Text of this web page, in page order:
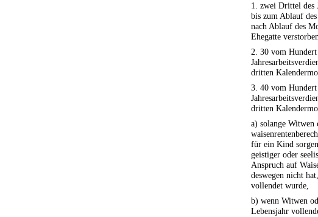
1. zwei Drittel des
bis zum Ablauf
nach Ablauf des
Ehegatte
2. 30 vom Hundert
dritten
3. 40 vom Hundert
dritten
a) solange
für ein Kind
geistiger oder
Anspruch auf
deswegen nicht
vollendet wurde,
b) wenn Witwen
Lebensjahr